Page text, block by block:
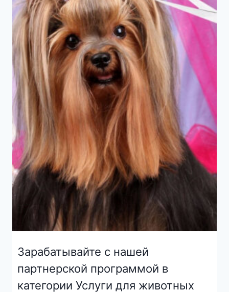
Зарабатывайте с нашей
партнерской программой в
категории Услуги для животных